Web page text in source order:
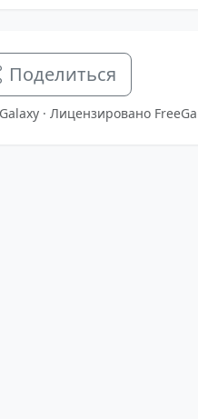
Поделиться
· Лицензировано